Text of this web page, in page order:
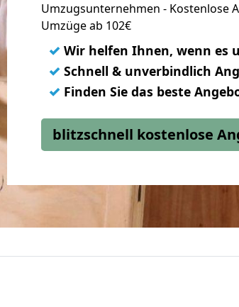
Umzugsunternehmen - Kostenlose
Umzüge ab 102€
✓ Wir helfen Ihnen, wenn es
✓ Schnell & unverbindlich
✓ Finden Sie das beste
blitzschnell kostenlose